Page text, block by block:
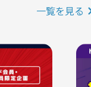
一覧を見る